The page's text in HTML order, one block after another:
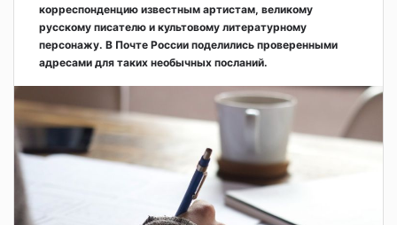
корреспонденцию известным артистам, великому
русскому писателю и культовому литературному
персонажу. В Почте России поделились проверенными
адресами для таких необычных посланий.